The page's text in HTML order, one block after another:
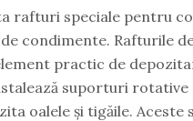
rafturi speciale pentru
condimente. Rafturile
practic de
suporturi rotative
oalele și tigăile. Aceste